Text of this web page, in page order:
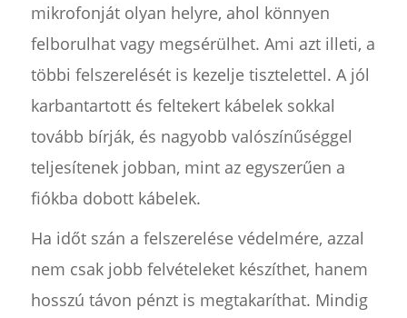
mikrofonját olyan helyre, ahol könnyen
felborulhat vagy megsérülhet. Ami azt illeti, a
többi felszerelését is kezelje tisztelettel. A jól
karbantartott és feltekert kábelek sokkal
tovább bírják, és nagyobb valószínűséggel
teljesítenek jobban, mint az egyszerűen a
fiókba dobott kábelek.
Ha időt szán a felszerelése védelmére, azzal
nem csak jobb felvételeket készíthet, hanem
hosszú távon pénzt is megtakaríthat. Mindig